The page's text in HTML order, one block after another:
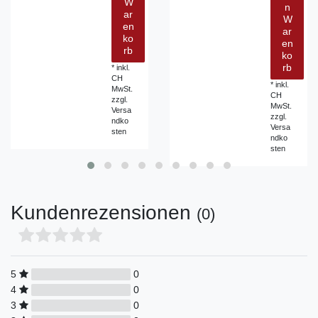
W
ar
en
ko
rb
*inkl.
CH
MwSt.
zzgl.
Versa
ndko
sten
n
W
ar
en
ko
rb
*inkl.
CH
MwSt.
zzgl.
Versa
ndko
sten
Kundenrezensionen (0)
5
0
4
0
3
0